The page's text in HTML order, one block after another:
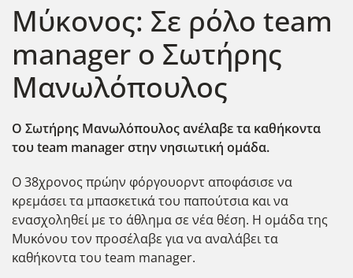
Μύκονος: Σε ρόλο team
manager ο Σωτήρης
Μανωλόπουλος
Ο Σωτήρης Μανωλόπουλος ανέλαβε τα καθήκοντα
του team manager στην νησιωτική ομάδα.
Ο 38χρονος πρώην φόργουορντ αποφάσισε να
κρεμάσει τα μπασκετικά του παπούτσια και να
ενασχοληθεί με το άθλημα σε νέα θέση. Η ομάδα της
Μυκόνου τον προσέλαβε για να αναλάβει τα
καθήκοντα του team manager.